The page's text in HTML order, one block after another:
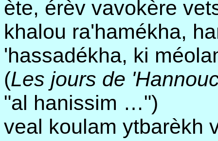
ète, érèv vavokère
khalou ra'hamékha,
'hassadékha, ki
(Les jours de
"al hanissim …")
veal koulam ytbarèkh